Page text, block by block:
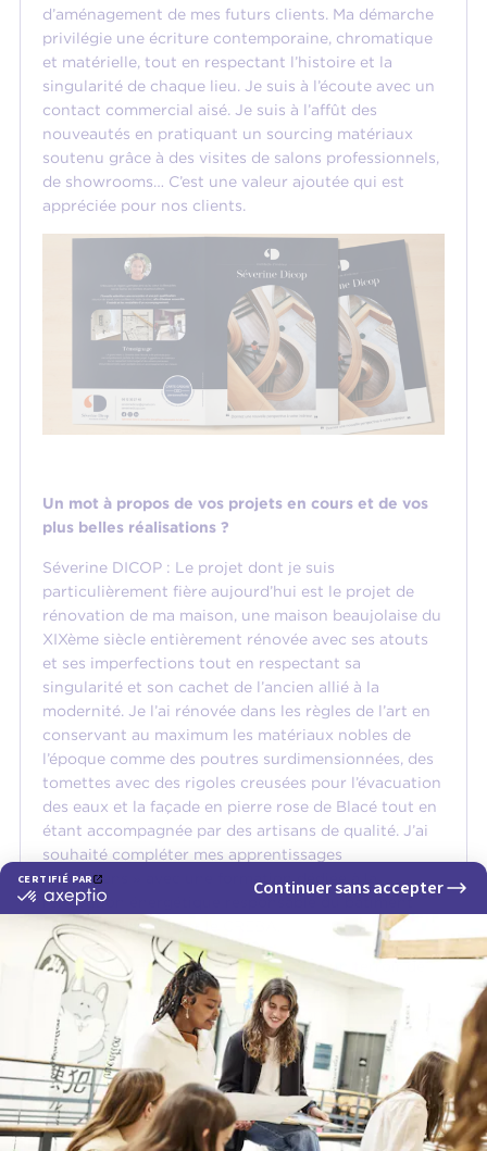
d’aménagement de mes futurs clients. Ma démarche
privilégie une écriture contemporaine, chromatique
et matérielle, tout en respectant l’histoire et la
singularité de chaque lieu. Je suis à l’écoute avec un
contact commercial aisé. Je suis à l’affût des
nouveautés en pratiquant un sourcing matériaux
soutenu grâce à des visites de salons professionnels,
de showrooms… C’est une valeur ajoutée qui est
appréciée pour nos clients.
Un mot à propos de vos projets en cours et de vos
plus belles réalisations ?
Séverine DICOP : Le projet dont je suis
particulièrement fière aujourd’hui est le projet de
rénovation de ma maison, une maison beaujolaise du
XIXème siècle entièrement rénovée avec ses atouts
et ses imperfections tout en respectant sa
singularité et son cachet de l’ancien allié à la
modernité. Je l’ai rénovée dans les règles de l’art en
conservant au maximum les matériaux nobles de
l’époque comme des poutres surdimensionnées, des
tomettes avec des rigoles creusées pour l’évacuation
des eaux et la façade en pierre rose de Blacé tout en
étant accompagnée par des artisans de qualité. J’ai
souhaité compléter mes apprentissages
« créadiens » avec une formation dédiée à la
rénovation énergétique responsable du bâtiment
ancien dispensée par le CREBA.
Étant basée dans le beaujolais qui est un terroir de
tradition dont l’architecture régionale est
remarquable (comme d’autres régions françaises), il
est essentiel pour moi de préserver ce patrimoine et
de le privilégier par rapport aux constructions
neuves qui défigurent nos paysages vallonnés. Je
souhaite à l’avenir proposer ces services et me
spécialiser dans ce domaine d’expertise.